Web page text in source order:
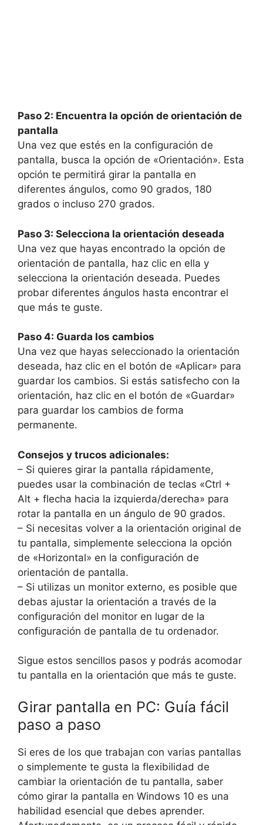
Paso 2: Encuentra la opción de orientación de
pantalla
Una vez que estés en la configuración de
pantalla, busca la opción de «Orientación». Esta
opción te permitirá girar la pantalla en
diferentes ángulos, como 90 grados, 180
grados o incluso 270 grados.
Paso 3: Selecciona la orientación deseada
Una vez que hayas encontrado la opción de
orientación de pantalla, haz clic en ella y
selecciona la orientación deseada. Puedes
probar diferentes ángulos hasta encontrar el
que más te guste.
Paso 4: Guarda los cambios
Una vez que hayas seleccionado la orientación
deseada, haz clic en el botón de «Aplicar» para
guardar los cambios. Si estás satisfecho con la
orientación, haz clic en el botón de «Guardar»
para guardar los cambios de forma
permanente.
Consejos y trucos adicionales:
– Si quieres girar la pantalla rápidamente,
puedes usar la combinación de teclas «Ctrl +
Alt + flecha hacia la izquierda/derecha» para
rotar la pantalla en un ángulo de 90 grados.
– Si necesitas volver a la orientación original de
tu pantalla, simplemente selecciona la opción
de «Horizontal» en la configuración de
orientación de pantalla.
– Si utilizas un monitor externo, es posible que
debas ajustar la orientación a través de la
configuración del monitor en lugar de la
configuración de pantalla de tu ordenador.
Sigue estos sencillos pasos y podrás acomodar
tu pantalla en la orientación que más te guste.
Girar pantalla en PC: Guía fácil
paso a paso
Si eres de los que trabajan con varias pantallas
o simplemente te gusta la flexibilidad de
cambiar la orientación de tu pantalla, saber
cómo girar la pantalla en Windows 10 es una
habilidad esencial que debes aprender.